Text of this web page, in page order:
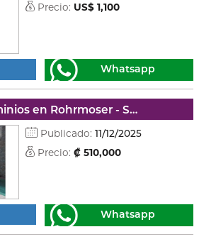
Precio: US$ 1,100
Whatsapp
Alquiler de Condominios en Rohrmoser - San josé
Publicado: 11/12/2025
Precio: ₡ 510,000
Whatsapp